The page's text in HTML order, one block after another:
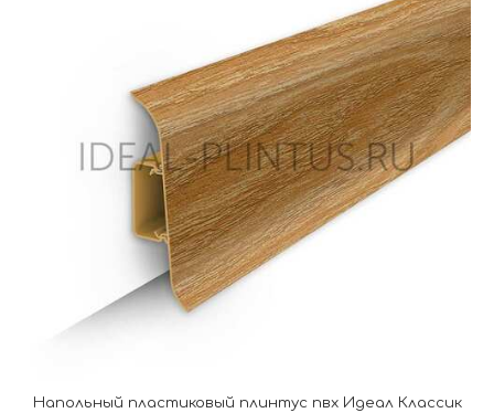
Напольный пластиковый плинтус пвх Идеал Классик